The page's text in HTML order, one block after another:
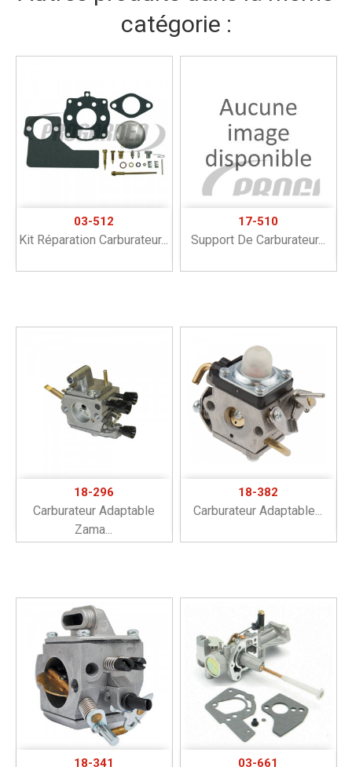
catégorie :
03-512
Kit Réparation Carburateur...
17-510
Support De Carburateur...
18-296
Carburateur Adaptable
Zama...
18-382
Carburateur Adaptable...
18-341 03-661